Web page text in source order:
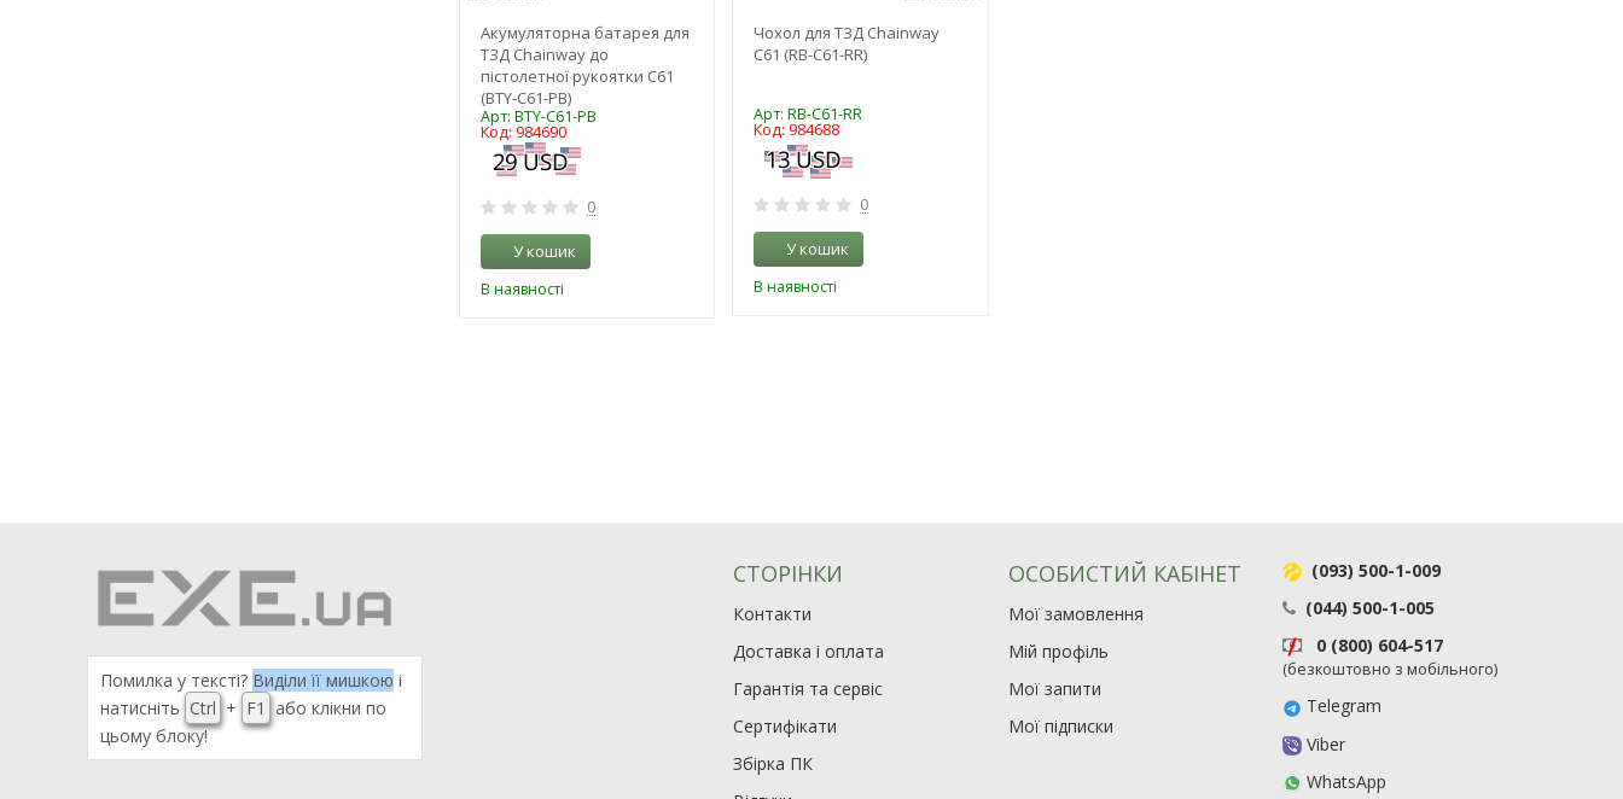
Акумуляторна батарея для
ТЗД Chainway до
пістолетної рукоятки С61
(BTY-C61-PB)
Арт: BTY-C61-PB
Код: 984690
0
У кошик
В наявності
Чохол для ТЗД Chainway
C61 (RB-C61-RR)
Арт: RB-C61-RR
Код: 984688
0
У кошик
В наявності
Помилка у тексті? Виділи її мишкою і
натисніть Ctrl + F1
або клікни по
цьому блоку!
СТОРІНКИ
Контакти
Доставка і оплата
Гарантія та сервіс
Сертифікати
Збірка ПК
ОСОБИСТИЙ КАБІНЕТ
Мої замовлення
Мій профіль
Мої запити
Мої підписки
(093) 500-1-009
(044) 500-1-005
0 (800) 604-517
(безкоштовно з мобільного)
Telegram
Viber
WhatsApp